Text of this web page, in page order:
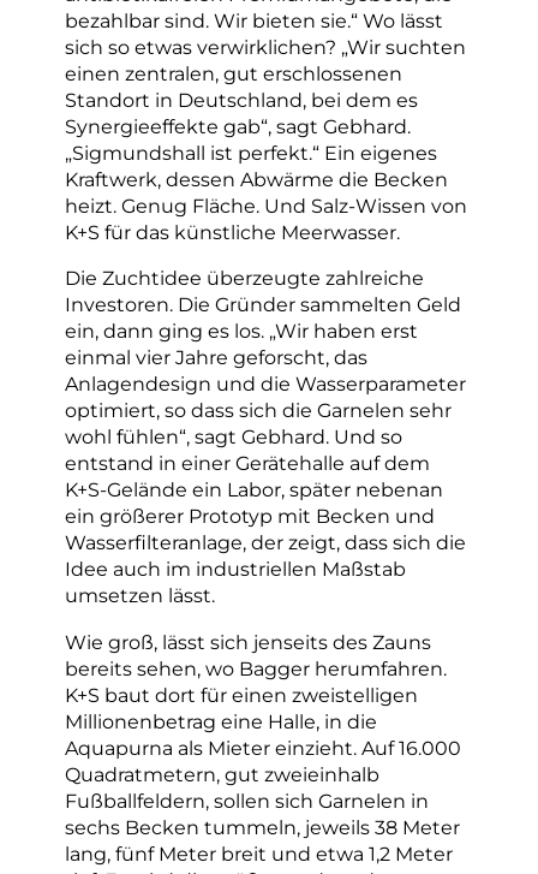
bezahlbar sind. Wir bieten sie.“ Wo lässt
sich so etwas verwirklichen? „Wir suchten
einen zentralen, gut erschlossenen
Standort in Deutschland, bei dem es
Synergieeffekte gab“, sagt Gebhard.
„Sigmundshall ist perfekt.“ Ein eigenes
Kraftwerk, dessen Abwärme die Becken
heizt. Genug Fläche. Und Salz-Wissen von
K+S für das künstliche Meerwasser.
Die Zuchtidee überzeugte zahlreiche
Investoren. Die Gründer sammelten Geld
ein, dann ging es los. „Wir haben erst
einmal vier Jahre geforscht, das
Anlagendesign und die Wasserparameter
optimiert, so dass sich die Garnelen sehr
wohl fühlen“, sagt Gebhard. Und so
entstand in einer Gerätehalle auf dem
K+S-Gelände ein Labor, später nebenan
ein größerer Prototyp mit Becken und
Wasserfilteranlage, der zeigt, dass sich die
Idee auch im industriellen Maßstab
umsetzen lässt.
Wie groß, lässt sich jenseits des Zauns
bereits sehen, wo Bagger herumfahren.
K+S baut dort für einen zweistelligen
Millionenbetrag eine Halle, in die
Aquapurna als Mieter einzieht. Auf 16.000
Quadratmetern, gut zweieinhalb
Fußballfeldern, sollen sich Garnelen in
sechs Becken tummeln, jeweils 38 Meter
lang, fünf Meter breit und etwa 1,2 Meter